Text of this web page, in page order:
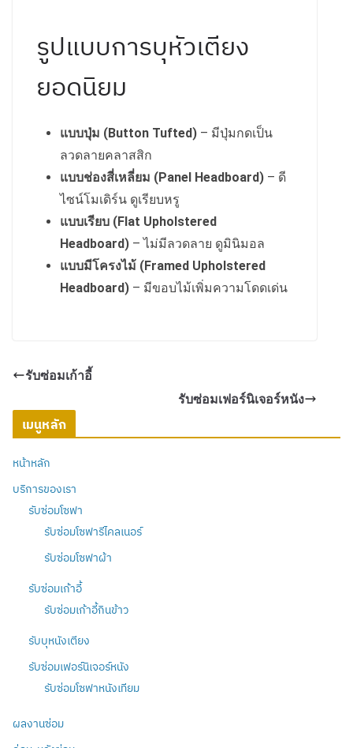
รูปแบบการบุหัวเตียง
ยอดนิยม
แบบปุ่ม (Button Tufted) – มีปุ่มกดเป็น
ลวดลายคลาสสิก
แบบช่องสี่เหลี่ยม (Panel Headboard) – ดี
ไซน์โมเดิร์น ดูเรียบหรู
แบบเรียบ (Flat Upholstered
Headboard) – ไม่มีลวดลาย ดูมินิมอล
แบบมีโครงไม้ (Framed Upholstered
Headboard) – มีขอบไม้เพิ่มความโดดเด่น
รับซ่อมเก้าอี้
รับซ่อมเฟอร์นิเจอร์หนัง
เมนูหลัก
หน้าหลัก
บริการของเรา
รับซ่อมโซฟา
รับซ่อมโซฟารีไคลเนอร์
รับซ่อมโซฟาผ้า
รับซ่อมเก้าอี้
รับซ่อมเก้าอี้กินข้าว
รับบุหนังเตียง
รับซ่อมเฟอร์นิเจอร์หนัง
รับซ่อมโซฟาหนังเทียม
ผลงานซ่อม